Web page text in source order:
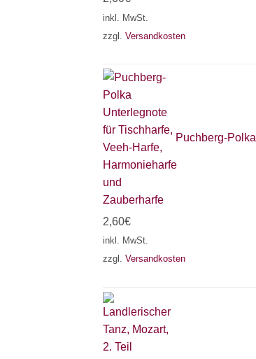
inkl. MwSt.
zzgl. Versandkosten
Puchberg-Polka
2,60€
inkl. MwSt.
zzgl. Versandkosten